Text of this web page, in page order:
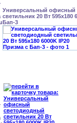
Универсальный офисный
светильник 20 Вт 595x180
Бап-3